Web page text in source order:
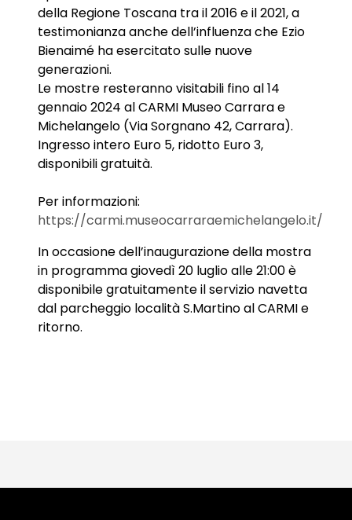
della Regione Toscana tra il 2016 e il 2021, a
testimonianza anche dell’influenza che Ezio
Bienaimé ha esercitato sulle nuove
generazioni.
Le mostre resteranno visitabili fino al 14
gennaio 2024 al CARMI Museo Carrara e
Michelangelo (Via Sorgnano 42, Carrara).
Ingresso intero Euro 5, ridotto Euro 3,
disponibili gratuità.
Per informazioni:
https://carmi.museocarraraemichelangelo.it/
In occasione dell’inaugurazione della mostra
in programma giovedì 20 luglio alle 21:00 è
disponibile gratuitamente il servizio navetta
dal parcheggio località S.Martino al CARMI e
ritorno.